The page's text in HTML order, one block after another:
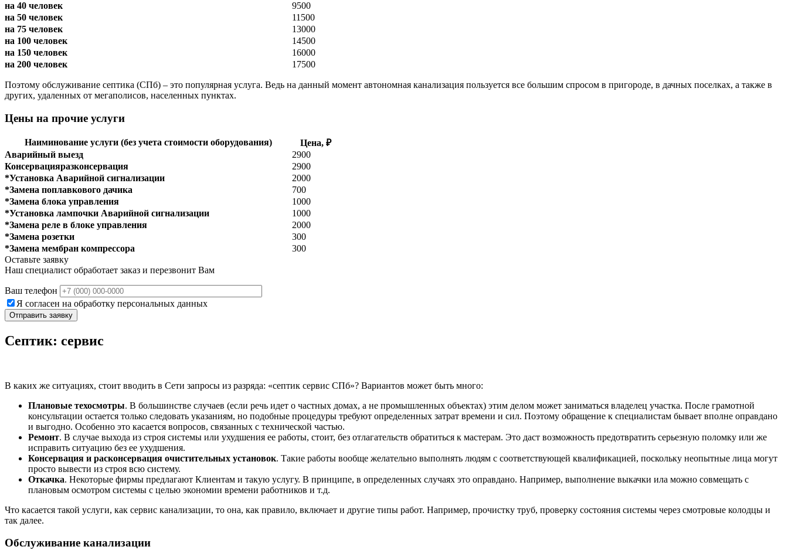
на 40 человек
9500
на 50 человек
11500
на 75 человек
13000
на 100 человек
14500
на 150 человек
16000
на 200 человек
17500
Поэтому обслуживание септика (СПб) – это популярная услуга. Ведь на данный момент автономная канализация пользуется все большим спросом в пригороде, в дачных поселках, а также в
других, удаленных от мегаполисов, населенных пунктах.
Цены на прочие услуги
Наиминование услуги (без учета стоимости оборудования)
Цена, ₽
Аварийный выезд
2900
Консервацияразконсервация
2900
*Установка Аварийной сигнализации
2000
*Замена поплавкового дачика
700
*Замена блока управления
1000
*Установка лампочки Аварийной сигнализации
1000
*Замена реле в блоке управления
2000
*Замена розетки
300
*Замена мембран компрессора
300
Оставьте заявку
Наш специалист обработает заказ и перезвонит Вам
Ваш телефон
Я согласен на обработку персональных данных
Септик: сервис
В каких же ситуациях, стоит вводить в Сети запросы из разряда: «септик сервис СПб»? Вариантов может быть много:
Плановые техосмотры. В большинстве случаев (если речь идет о частных домах, а не промышленных объектах) этим делом может заниматься владелец участка. После грамотной
консультации остается только следовать указаниям, но подобные процедуры требуют определенных затрат времени и сил. Поэтому обращение к специалистам бывает вполне оправдано
и выгодно. Особенно это касается вопросов, связанных с технической частью.
Ремонт. В случае выхода из строя системы или ухудшения ее работы, стоит, без отлагательств обратиться к мастерам. Это даст возможность предотвратить серьезную поломку или же
исправить ситуацию без ее ухудшения.
Консервация и расконсервация очистительных установок. Такие работы вообще желательно выполнять людям с соответствующей квалификацией, поскольку неопытные лица могут
просто вывести из строя всю систему.
Откачка. Некоторые фирмы предлагают Клиентам и такую услугу. В принципе, в определенных случаях это оправдано. Например, выполнение выкачки ила можно совмещать с
плановым осмотром системы с целью экономии времени работников и т.д.
Что касается такой услуги, как сервис канализации, то она, как правило, включает и другие типы работ. Например, прочистку труб, проверку состояния системы через смотровые колодцы и
так далее.
Обслуживание канализации